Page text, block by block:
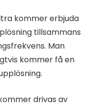
kommer erbjuda
tillsammans
Man
kommer få en
drivas av